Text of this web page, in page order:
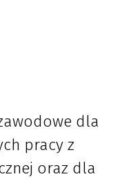
dla
pracy z
oraz dla